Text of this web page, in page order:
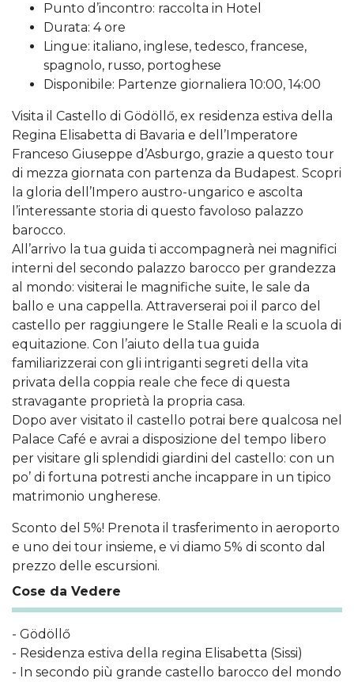
Punto d’incontro: raccolta in Hotel
Durata: 4 ore
Lingue: italiano, inglese, tedesco, francese,
spagnolo, russo, portoghese
Disponibile: Partenze giornaliera 10:00, 14:00
Visita il Castello di Gödöllő, ex residenza estiva della
Regina Elisabetta di Bavaria e dell’Imperatore
Franceso Giuseppe d’Asburgo, grazie a questo tour
di mezza giornata con partenza da Budapest. Scopri
la gloria dell’Impero austro-ungarico e ascolta
l’interessante storia di questo favoloso palazzo
barocco.
All’arrivo la tua guida ti accompagnerà nei magnifici
interni del secondo palazzo barocco per grandezza
al mondo: visiterai le magnifiche suite, le sale da
ballo e una cappella. Attraverserai poi il parco del
castello per raggiungere le Stalle Reali e la scuola di
equitazione. Con l’aiuto della tua guida
familiarizzerai con gli intriganti segreti della vita
privata della coppia reale che fece di questa
stravagante proprietà la propria casa.
Dopo aver visitato il castello potrai bere qualcosa nel
Palace Café e avrai a disposizione del tempo libero
per visitare gli splendidi giardini del castello: con un
po’ di fortuna potresti anche incappare in un tipico
matrimonio ungherese.
Sconto del 5%! Prenota il trasferimento in aeroporto
e uno dei tour insieme, e vi diamo 5% di sconto dal
prezzo delle escursioni.
Cose da Vedere
- Gödöllő
- Residenza estiva della regina Elisabetta (Sissi)
- In secondo più grande castello barocco del mondo